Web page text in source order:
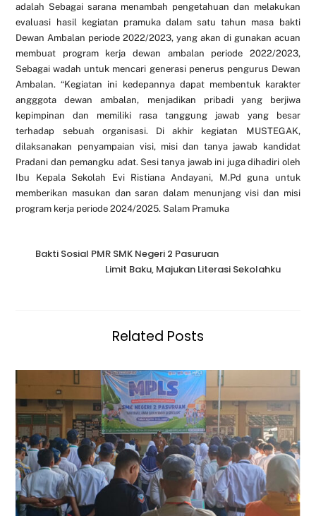
adalah Sebagai sarana menambah pengetahuan dan melakukan
evaluasi hasil kegiatan pramuka dalam satu tahun masa bakti
Dewan Ambalan periode 2022/2023, yang akan di gunakan acuan
membuat program kerja dewan ambalan periode 2022/2023,
Sebagai wadah untuk mencari generasi penerus pengurus Dewan
Ambalan. “Kegiatan ini kedepannya dapat membentuk karakter
angggota dewan ambalan, menjadikan pribadi yang berjiwa
kepimpinan dan memiliki rasa tanggung jawab yang besar
terhadap sebuah organisasi. Di akhir kegiatan MUSTEGAK,
dilaksanakan penyampaian visi, misi dan tanya jawab kandidat
Pradani dan pemangku adat. Sesi tanya jawab ini juga dihadiri oleh
Ibu Kepala Sekolah Evi Ristiana Andayani, M.Pd guna untuk
memberikan masukan dan saran dalam menunjang visi dan misi
program kerja periode 2024/2025. Salam Pramuka
Bakti Sosial PMR SMK Negeri 2 Pasuruan
Limit Baku, Majukan Literasi Sekolahku
Related Posts